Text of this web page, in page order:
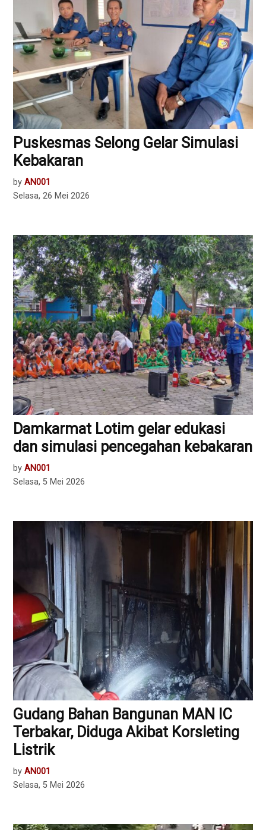
Puskesmas Selong Gelar Simulasi
Kebakaran
by AN001
Selasa, 26 Mei 2026
Damkarmat Lotim gelar edukasi
dan simulasi pencegahan kebakaran
by AN001
Selasa, 5 Mei 2026
Gudang Bahan Bangunan MAN IC
Terbakar, Diduga Akibat Korsleting
Listrik
by AN001
Selasa, 5 Mei 2026